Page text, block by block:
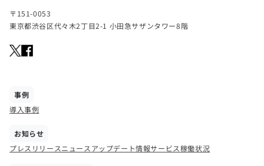
〒151-0053
東京都渋谷区代々木2丁目2-1 小田急サザンタワー8階
事例
導入事例
お知らせ
プレスリリースニュース アップデート情報サービス稼働状況